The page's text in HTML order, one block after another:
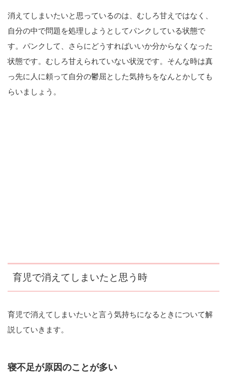
消えてしまいたいと思っているのは、むしろ甘えではなく、
自分の中で問題を処理しようとしてパンクしている状態で
す。パンクして、さらにどうすればいいか分からなくなった
状態です。むしろ甘えられていない状況です。そんな時は真
っ先に人に頼って自分の鬱屈とした気持ちをなんとかしても
らいましょう。
育児で消えてしまいたと思う時
育児で消えてしまいたいと言う気持ちになるときについて解
説していきます。
寝不足が原因のことが多い